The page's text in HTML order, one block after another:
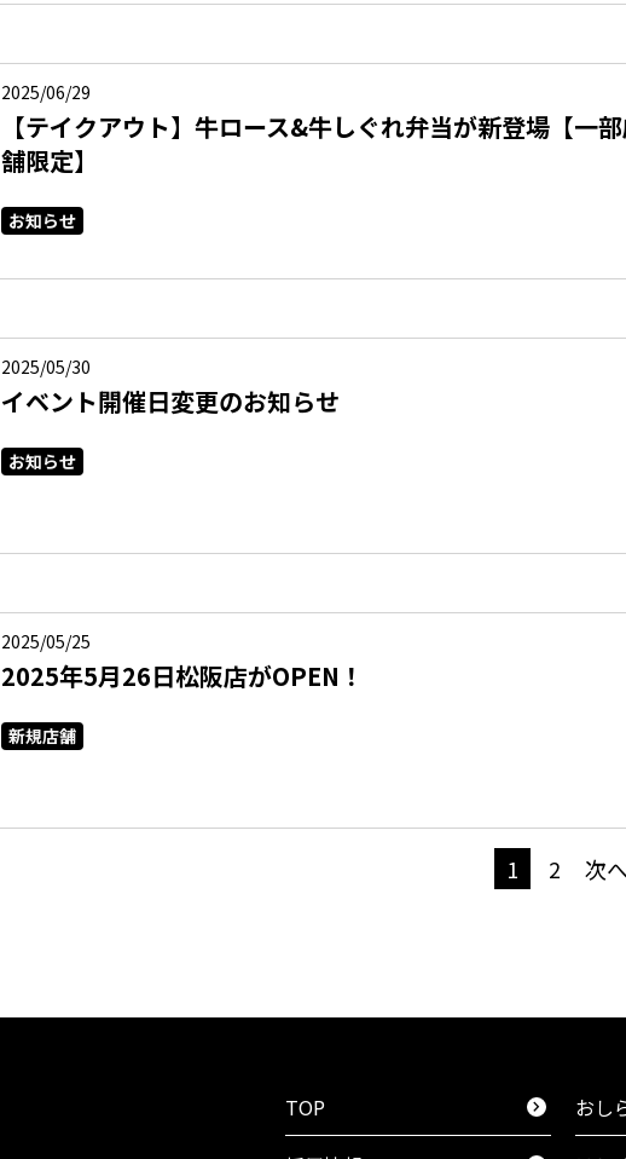
2025/06/29
【テイクアウト】牛ロース&牛しぐれ弁当が新登場【一
舗限定】
お知らせ
2025/05/30
イベント開催日変更のお知らせ
お知らせ
2025/05/25
2025年5月26日松阪店がOPEN！
新規店舗
1 2 次
TOP chevron_right
おし